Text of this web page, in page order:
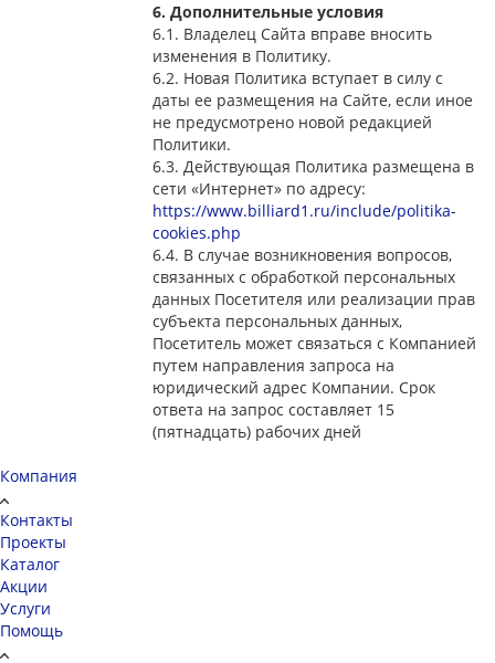
6. Дополнительные условия
6.1. Владелец Сайта вправе вносить
изменения в Политику.
6.2. Новая Политика вступает в силу с
даты ее размещения на Сайте, если иное
не предусмотрено новой редакцией
Политики.
6.3. Действующая Политика размещена в
сети «Интернет» по адресу:
https://www.billiard1.ru/include/politika-
cookies.php
6.4. В случае возникновения вопросов,
связанных с обработкой персональных
данных Посетителя или реализации прав
субъекта персональных данных,
Посетитель может связаться с Компанией
путем направления запроса на
юридический адрес Компании. Срок
ответа на запрос составляет 15
(пятнадцать) рабочих дней
Компания
Контакты
Проекты
Каталог
Акции
Услуги
Помощь